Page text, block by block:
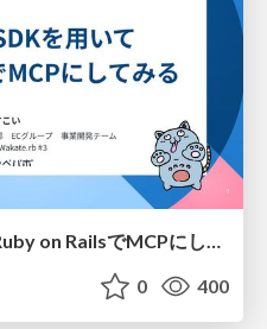
MCP Ruby SDKを用いて Ruby on RailsでMCPにしてみるWakaterb#3
0 400